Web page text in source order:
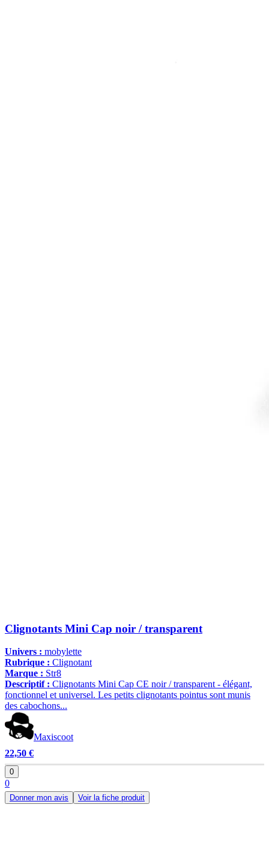
Clignotants Mini Cap noir / transparent
Univers : mobylette
Rubrique : Clignotant
Marque : Str8
Descriptif : Clignotants Mini Cap CE noir / transparent - élégant,
fonctionnel et universel. Les petits clignotants pointus sont munis
des cabochons...
Maxiscoot
22,50 €
0
0
Donner mon avis Voir la fiche produit